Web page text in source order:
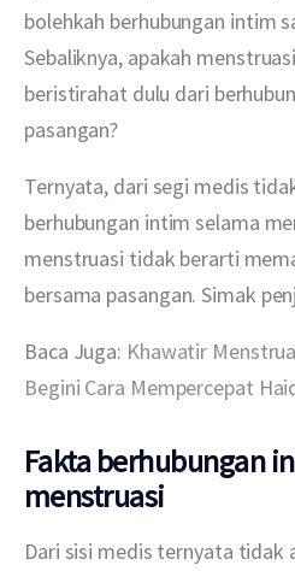
bolehkah berhubungan intim
Sebaliknya, apakah
beristirahat dulu dari
pasangan?
Ternyata, dari segi medis
berhubungan intim selama
menstruasi tidak berarti
bersama pasangan. Simak
Baca Juga: Khawatir
Begini Cara Mempercepat
Fakta berhubungan
menstruasi
Dari sisi medis ternyata tidak